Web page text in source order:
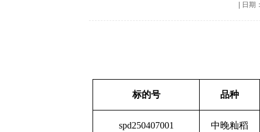
日期
标的号 品种
spd250407001 中晚籼稻